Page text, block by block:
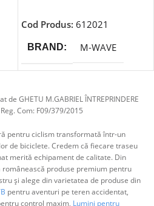
Cod Produs: 612021
BRAND M-WAVE
GHETU M.GABRIEL ÎNTREPRINDERE
Com: F09/379/2015
pentru ciclism transformată într-un
de biciclete. Credem că fiecare traseu
merită echipament de calitate. Din
românească produse premium pentru
și alege din varietatea de produse din
pentru aventuri pe teren accidentat,
control maxim, Lumini pentru